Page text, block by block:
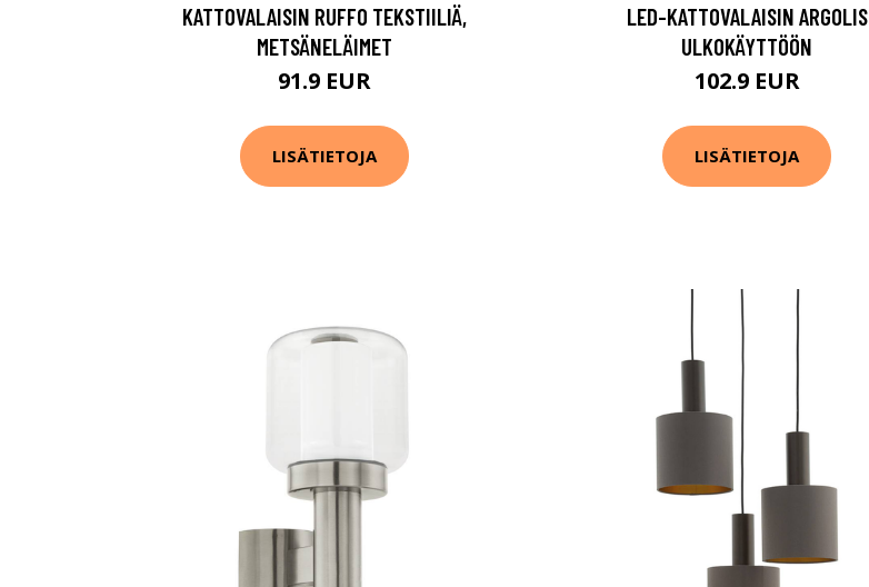
KATTOVALAISIN RUFFO TEKSTIILIÄ,
METSÄNELÄIMET
91.9 EUR
LISÄTIETOJA
LED-KATTOVALAISIN ARGOLIS
ULKOKÄYTTÖÖN
102.9 EUR
LISÄTIETOJA